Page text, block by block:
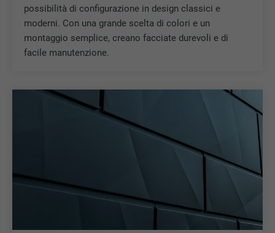
possibilità di configurazione in design classici e
moderni. Con una grande scelta di colori e un
montaggio semplice, creano facciate durevoli e di
facile manutenzione.